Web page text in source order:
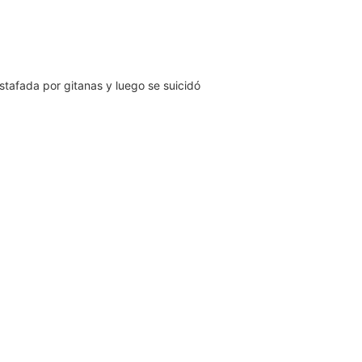
por gitanas y luego se suicidó